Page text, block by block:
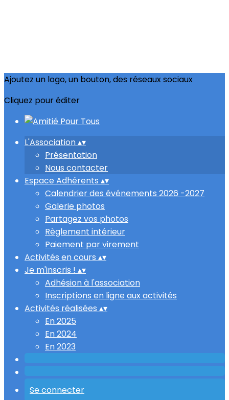
Ajoutez un logo, un bouton, des réseaux sociaux
Cliquez pour éditer
L'Association▴▾
Présentation
Nous contacter
Espace Adhérents ▴▾
Calendrier des événements 2026 -2027
Galerie photos
Partagez vos photos
Règlement intérieur
Paiement par virement
Activités en cours ▴▾
Je m'inscris ! ▴▾
Adhésion à l'association
Inscriptions en ligne aux activités
Activités réalisées ▴▾
En 2025
En 2024
En 2023
Se connecter